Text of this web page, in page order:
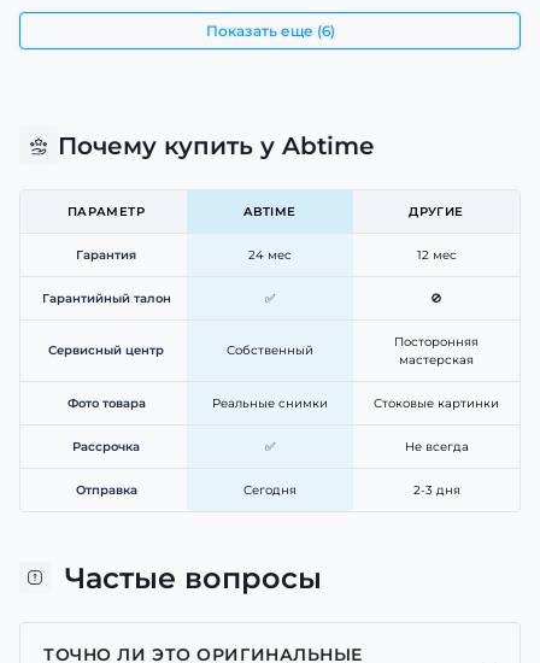
Показать еще (6)
Почему купить у Abtime
ПАРАМЕТР ABTIME ДРУГИЕ
Гарантия 24 мес 12 мес
Гарантийный талон ✅ 🚫
Сервисный центр Собственный
Посторонняя
мастерская
Фото товара Реальные снимки Стоковые картинки
Рассрочка ✅ Не всегда
Отправка Сегодня 2-3 дня
Частые вопросы
ТОЧНО ЛИ ЭТО ОРИГИНАЛЬНЫЕ